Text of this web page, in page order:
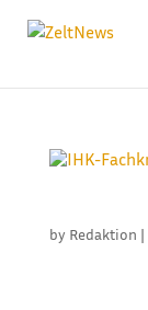
by Redaktion |